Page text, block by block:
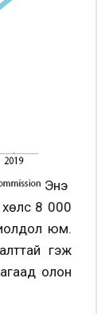
Энэ
8 000
юм.
гэж
олон